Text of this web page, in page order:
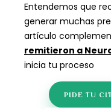
Entendemos que
generar muchas
artículo
remitieron a
inicia tu proceso
PIDE TU